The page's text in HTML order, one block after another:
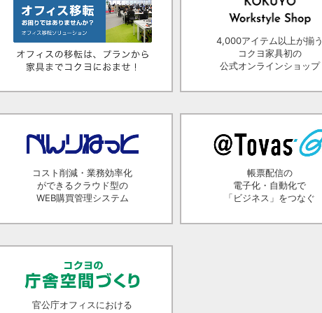
4,000アイテム以上が揃う
コクヨ家具初の
公式オンラインショップ
コスト削減・業務効率化
ができるクラウド型の
WEB購買管理システム
帳票配信の
電子化・自動化で
「ビジネス」をつなぐ
官公庁オフィスにおける